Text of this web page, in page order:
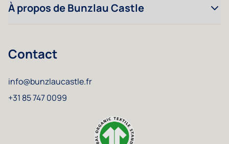
À propos de Bunzlau Castle
Contact
info@bunzlaucastle.fr
+31 85 747 0099